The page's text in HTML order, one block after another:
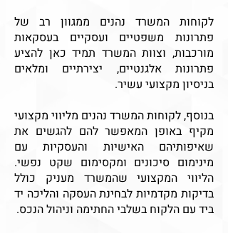
לקוחות המשרד נהנים ממגוון רב של
פתרונות משפטיים ועסקיים בעסקאות
מורכבות, וצוות המשרד תמיד כאן להציע
פתרונות אלגנטיים, יצירתיים ומלאים
בניסיון מקצועי עשיר.
בנוסף, לקוחות המשרד נהנים מליווי מקצועי
מקיף באופן המאפשר להם להגשים את
שאיפותיהם האישיות והעסקיות עם
מינימום סיכונים ומקסימום שקט נפשי.
הליווי המקצועי שהמשרד מעניק כולל
בדיקות מקדמיות לבחינת העסקה והליכה יד
ביד עם הלקוח בשלבי החתימה וניהול הנכס.